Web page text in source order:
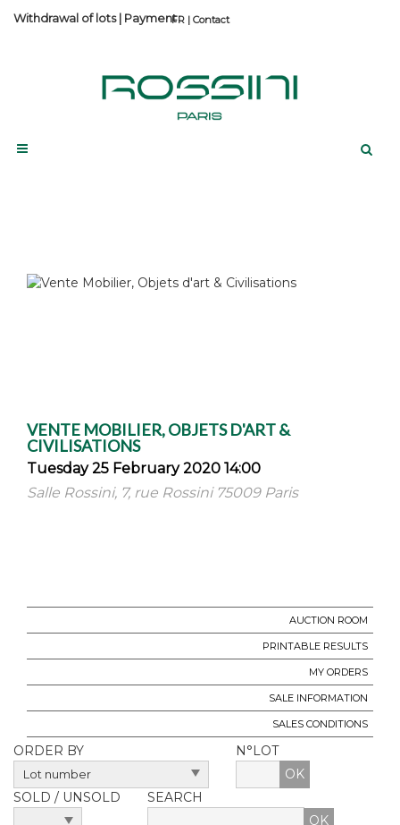
Contact
Withdrawal of lots| Payment
VENTE MOBILIER, OBJETS D'ART &
CIVILISATIONS
Tuesday 25 February 2020 14:00
Salle Rossini, 7, rue Rossini 75009 Paris
AUCTION ROOM
PRINTABLE RESULTS
MY ORDERS
SALE INFORMATION
SALES CONDITIONS
ORDER BY
N°LOT
OK
SOLD / UNSOLD
SEARCH